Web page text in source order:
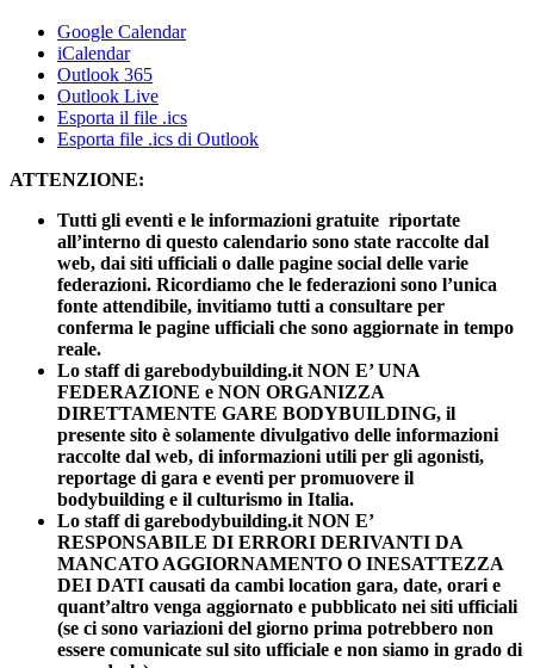
Google Calendar
iCalendar
Outlook 365
Outlook Live
Esporta il file .ics
Esporta file .ics di Outlook
ATTENZIONE:
Tutti gli eventi e le informazioni gratuite riportate
all’interno di questo calendario sono state raccolte dal
web, dai siti ufficiali o dalle pagine social delle varie
federazioni. Ricordiamo che le federazioni sono l’unica
fonte attendibile, invitiamo tutti a consultare per
conferma le pagine ufficiali che sono aggiornate in tempo
reale.
Lo staff di garebodybuilding.it NON E’ UNA
FEDERAZIONE e NON ORGANIZZA
DIRETTAMENTE GARE BODYBUILDING, il
presente sito è solamente divulgativo delle informazioni
raccolte dal web, di informazioni utili per gli agonisti,
reportage di gara e eventi per promuovere il
bodybuilding e il culturismo in Italia.
Lo staff di garebodybuilding.it NON E’
RESPONSABILE DI ERRORI DERIVANTI DA
MANCATO AGGIORNAMENTO O INESATTEZZA
DEI DATI causati da cambi location gara, date, orari e
quant’altro venga aggiornato e pubblicato nei siti ufficiali
(se ci sono variazioni del giorno prima potrebbero non
essere comunicate sul sito ufficiale e non siamo in grado di